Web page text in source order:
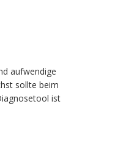
aufwendige
sollte beim
ist